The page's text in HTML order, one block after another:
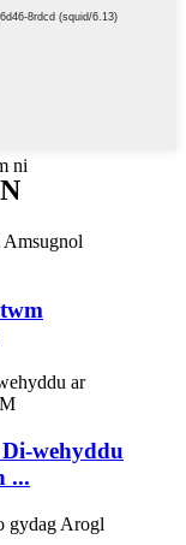
ni
wehyddu
...